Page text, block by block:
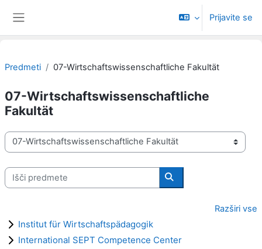
Prijavite se
Predmeti 07-Wirtschaftswissenschaftliche Fakultät
07-Wirtschaftswissenschaftliche
Fakultät
Kategorije predmetov
Išči predmete
Išči predmete
Razširi vse
Institut für Wirtschaftspädagogik
International SEPT Competence Center